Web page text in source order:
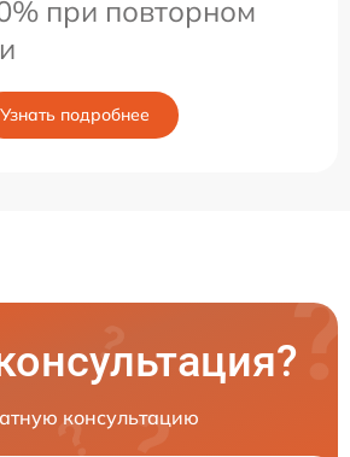
при повторном
Узнать подробнее
консультацию